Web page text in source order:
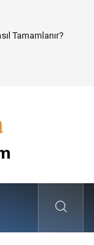
Transferi